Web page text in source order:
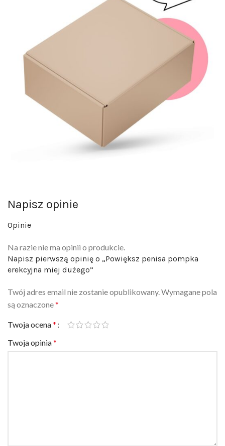
Napisz opinie
Opinie
Na razie nie ma opinii o produkcie.
Napisz pierwszą opinię o „Powiększ penisa pompka
erekcyjna miej dużego”
Twój adres email nie zostanie opublikowany. Wymagane pola
są oznaczone*
Twoja ocena*
Twoja opinia*